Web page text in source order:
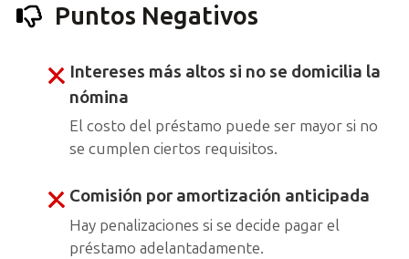
Puntos Negativos
Intereses más altos si no se domicilia la
nómina
El costo del préstamo puede ser mayor si no
se cumplen ciertos requisitos.
Comisión por amortización anticipada
Hay penalizaciones si se decide pagar el
préstamo adelantadamente.